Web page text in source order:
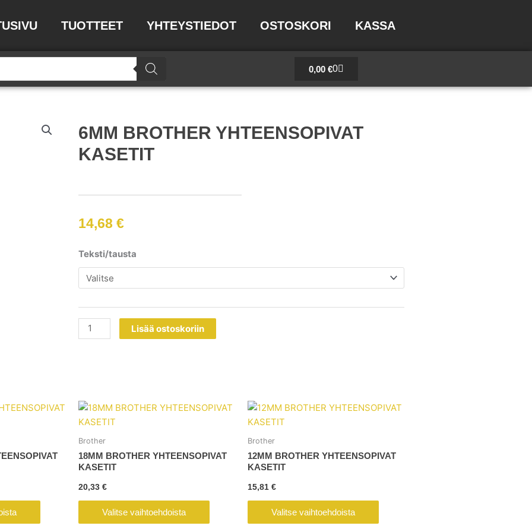
TUOTTEET YHTEYSTIEDOT OSTOSKORI KASSA
0,00 €0
Cart
6MM BROTHER YHTEENSOPIVAT
KASETIT
14,68 €
Teksti/tausta
6MM
BROTHER
YHTEENSOPIVAT
määrä
Lisää ostoskoriin
Tällä
tuotteella
useampi
muunnelma.
tuotteen
Brother
18MM BROTHER YHTEENSOPIVAT
KASETIT
20,33 €
Valitse vaihtoehdoista
Tällä
tuotteella
useampi
muunnelma.
tuotteen
Brother
12MM BROTHER YHTEENSOPIVAT
KASETIT
15,81 €
Valitse vaihtoehdoista
Tällä
useampi
tuotteen